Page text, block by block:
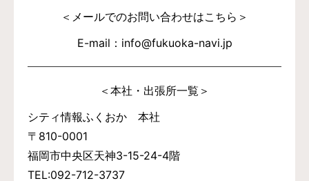
＜メールでのお問い合わせはこちら＞
E-mail：info@fukuoka-navi.jp
＜本社・出張所一覧＞
シティ情報ふくおか 本社
〒810-0001
福岡市中央区天神3-15-24-4階
TEL:092-712-3737